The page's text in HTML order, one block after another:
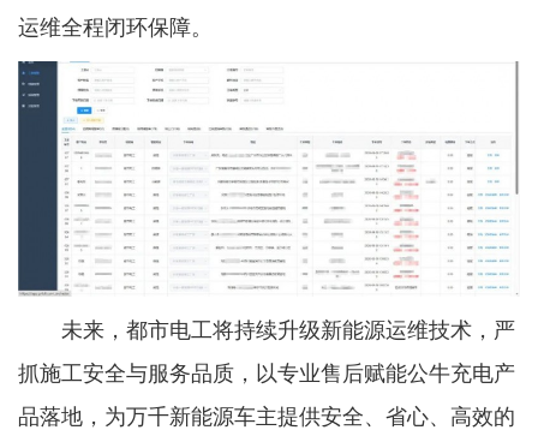
运维全程闭环保障。
未来，都市电工将持续升级新能源运维技术，严
抓施工安全与服务品质，以专业售后赋能公牛充电产
品落地，为万千新能源车主提供安全、省心、高效的